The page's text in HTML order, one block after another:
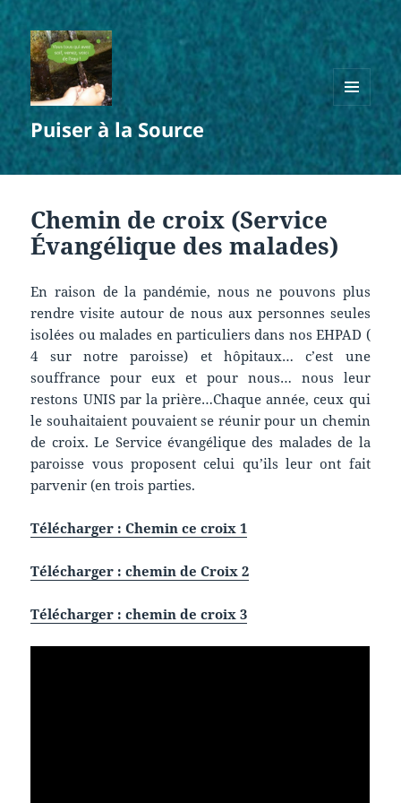
Puiser à la Source
MENU
ET
WIDGETS
Chemin de croix (Service
Évangélique des malades)
En raison de la pandémie, nous ne pouvons plus
rendre visite autour de nous aux personnes seules
isolées ou malades en particuliers dans nos EHPAD (
4 sur notre paroisse) et hôpitaux… c’est une
souffrance pour eux et pour nous… nous leur
restons UNIS par la prière…Chaque année, ceux qui
le souhaitaient pouvaient se réunir pour un chemin
de croix. Le Service évangélique des malades de la
paroisse vous proposent celui qu’ils leur ont fait
parvenir (en trois parties.
Télécharger : Chemin ce croix 1
Télécharger : chemin de Croix 2
Télécharger : chemin de croix 3